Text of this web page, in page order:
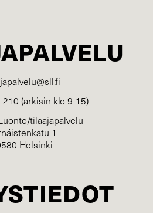
210 (arkisin klo 9-15)
tilaajapalvelu
1
Helsinki